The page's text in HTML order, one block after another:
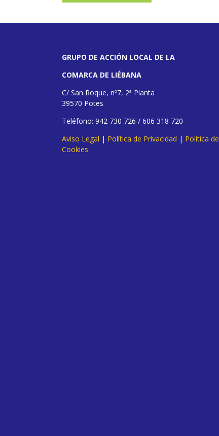
GRUPO DE ACCIÓN LOCAL DE LA
COMARCA DE LIÉBANA
C/ San Roque, nº7, 2ª Planta
39570 Potes
Teléfono: 942 730 726 / 606 318 720
Aviso Legal | Política de Privacidad | Política de
Cookies